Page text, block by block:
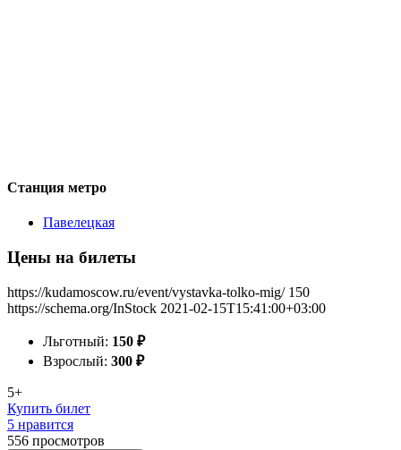
Станция метро
Павелецкая
Цены на билеты
https://kudamoscow.ru/event/vystavka-tolko-mig/ 150
https://schema.org/InStock 2021-02-15T15:41:00+03:00
Льготный: 150 ₽
Взрослый: 300 ₽
5+
Купить билет
5 нравится
556 просмотров